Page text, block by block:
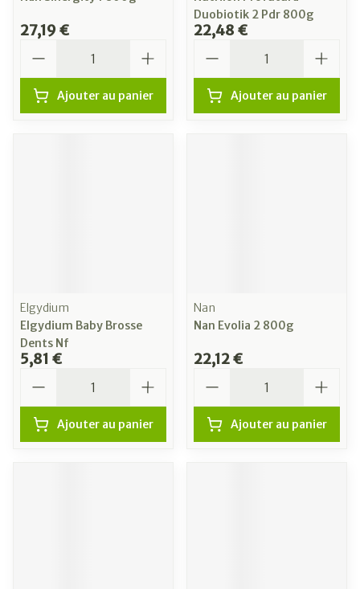
27,19 €
Ajouter au panier
Duobiotik 2 Pdr 800g
22,48 €
Ajouter au panier
Elgydium
Elgydium Baby Brosse
Dents Nf
5,81 €
Ajouter au panier
Nan
Nan Evolia 2 800g
22,12 €
Ajouter au panier